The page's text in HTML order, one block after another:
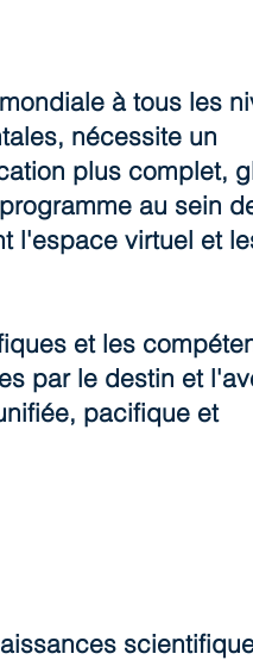
à tous les
nécessite un
plus complet,
au sein
l'espace virtuel et
et les
par le destin et
pacifique et